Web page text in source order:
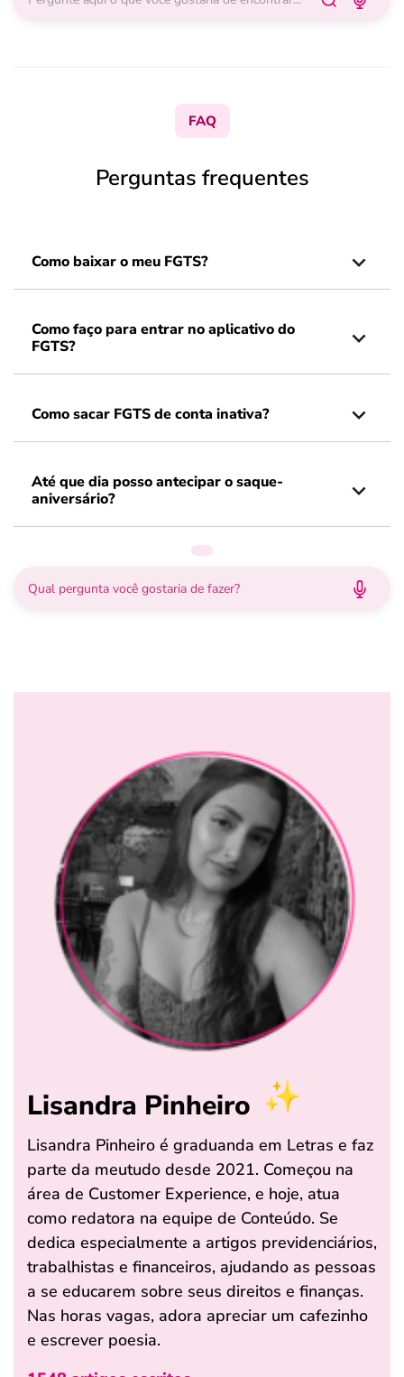
FAQ
Perguntas frequentes
Como baixar o meu FGTS?
Como faço para entrar no aplicativo do
FGTS?
Como sacar FGTS de conta inativa?
Até que dia posso antecipar o saque-
aniversário?
Lisandra Pinheiro
Lisandra Pinheiro é graduanda em Letras e faz
parte da meutudo desde 2021. Começou na
área de Customer Experience, e hoje, atua
como redatora na equipe de Conteúdo. Se
dedica especialmente a artigos previdenciários,
trabalhistas e financeiros, ajudando as pessoas
a se educarem sobre seus direitos e finanças.
Nas horas vagas, adora apreciar um cafezinho
e escrever poesia.